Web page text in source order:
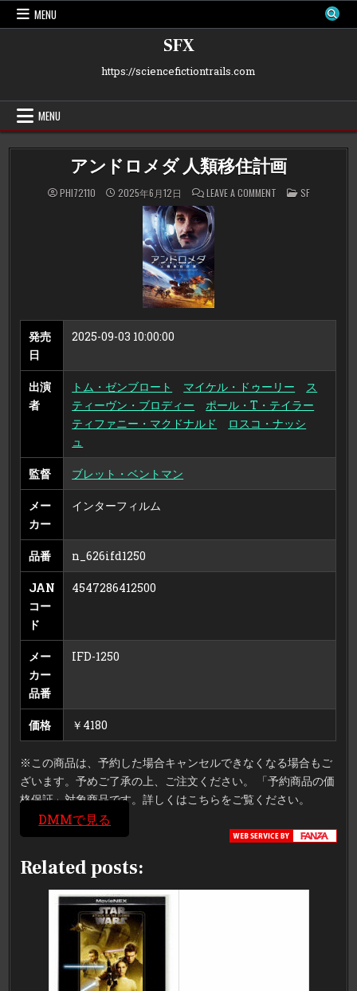
Skip
MENU
SFX
https://sciencefictiontrails.com
MENU
アンドロメダ 人類移住計画
PHI72110 2025年6月12日 LEAVE A COMMENTON POSTED
IN
SF
発売
日
2025-09-03 10:00:00
出演
者
トム・ゼンブロート マイケル・ドゥーリー
ス
ティーヴン・ブロディー
ポール・T・テイラー
ティファニー・マクドナルド
ロスコ・ナッシ
ュ
監督 ブレット・ベントマン
メー
カー
インターフィルム
品番 n_626ifd1250
JAN
コー
ド
4547286412500
メー
カー
品番
IFD-1250
価格 ￥4180
※この商品は、予約した場合キャンセルできなくなる場合もご
ざいます。予めご了承の上、ご注文ください。 「予約商品の価
格保証」対象商品です。詳しくはこちらをご覧ください。
DMMで見る
Related posts: